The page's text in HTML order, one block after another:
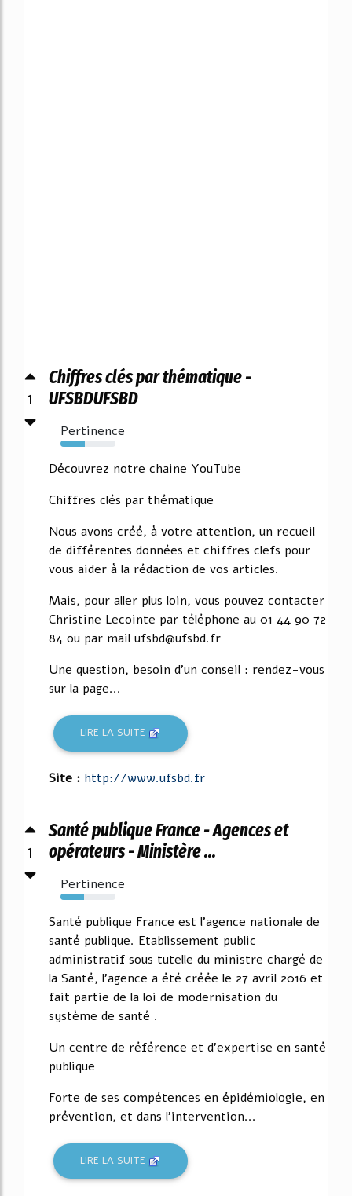
1
Chiffres clés par thématique -
UFSBDUFSBD
Pertinence
44%
Découvrez notre chaine YouTube
Chiffres clés par thématique
Nous avons créé, à votre attention, un recueil
de différentes données et chiffres clefs pour
vous aider à la rédaction de vos articles.
Mais, pour aller plus loin, vous pouvez contacter
Christine Lecointe par téléphone au 01 44 90 72
84 ou par mail ufsbd@ufsbd.fr
Une question, besoin d'un conseil : rendez-vous
sur la page...
LIRE LA SUITE
Site : http://www.ufsbd.fr
1
Santé publique France - Agences et
opérateurs - Ministère ...
Pertinence
43%
Santé publique France est l'agence nationale de
santé publique. Etablissement public
administratif sous tutelle du ministre chargé de
la Santé, l'agence a été créée le 27 avril 2016 et
fait partie de la loi de modernisation du
système de santé .
Un centre de référence et d'expertise en santé
publique
Forte de ses compétences en épidémiologie, en
prévention, et dans l'intervention...
LIRE LA SUITE